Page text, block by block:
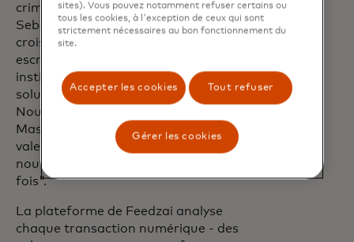
criminalité financière", a déclaré Nuno
Sebastiao, PDG de Feedzai. "La
croissance exponentielle des
escroqueries souligne l'urgence pour les
institutions financières d'adopter des
solutions en temps réel basées sur l'IA.
Nous sommes ravis de travailler avec
Mastercard pour aider à apporter la
valeur prouvée de son score CFR à de
nouveaux marchés pour la première
fois".
La plateforme de Feedzai analyse
chaque transaction numérique - des
sites). Vous pouvez notamment refuser certains ou
tous les cookies, à l'exception de ceux qui sont
strictement nécessaires au bon fonctionnement du
site.
Accepter les cookies Tout refuser
Gérer les cookies